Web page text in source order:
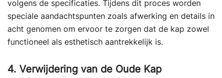
volgens de specificaties. Tijdens dit proces worden
speciale aandachtspunten zoals afwerking en details in
acht genomen om ervoor te zorgen dat de kap zowel
functioneel als esthetisch aantrekkelijk is.
4. Verwijdering van de Oude Kap